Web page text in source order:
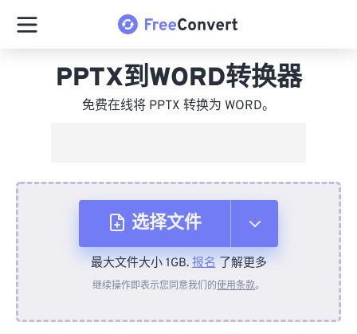
PPTX到WORD转换器
免费在线将 PPTX 转换为 WORD。
选择文件
从设备
最大文件大小 1GB.报名了解更多
继续操作即表示您同意我们的使用条款。